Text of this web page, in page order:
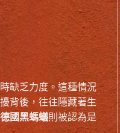
缺乏力度。這種情況
背後，往往隱藏著生
德國黑螞蟻則被認為是